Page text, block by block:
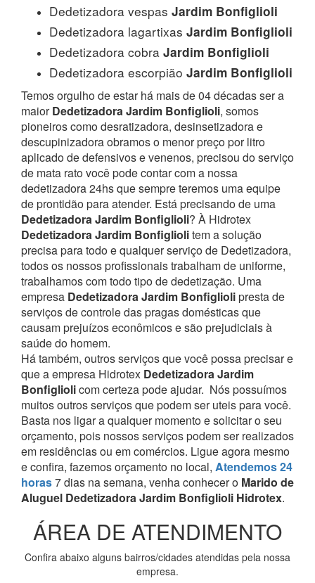
Dedetizadora vespas Jardim Bonfiglioli
Dedetizadora lagartixas Jardim Bonfiglioli
Dedetizadora cobra Jardim Bonfiglioli
Dedetizadora escorpião Jardim Bonfiglioli
Temos orgulho de estar há mais de 04 décadas ser a
maiorDedetizadora Jardim Bonfiglioli, somos
pioneiros como desratizadora, desinsetizadora e
descupinizadora obramos o menor preço por litro
aplicado de defensivos e venenos, precisou do serviço
de mata rato você pode contar com a nossa
dedetizadora 24hs que sempre teremos uma equipe
de prontidão para atender. Está precisando de uma
Dedetizadora Jardim Bonfiglioli? À Hidrotex
Dedetizadora Jardim Bonfigliolitem a solução
precisa para todo e qualquer serviço de Dedetizadora,
todos os nossos profissionais trabalham de uniforme,
trabalhamos com todo tipo de dedetização. Uma
empresa Dedetizadora Jardim Bonfigliolipresta de
serviços de controle das pragas domésticas que
causam prejuízos econômicos e são prejudiciais à
saúde do homem.
Há também, outros serviços que você possa precisar e
que a empresa Hidrotex Dedetizadora Jardim
Bonfigliolicom certeza pode ajudar. Nós possuímos
muitos outros serviços que podem ser uteis para você.
Basta nos ligar a qualquer momento e solicitar o seu
orçamento, pois nossos serviços podem ser realizados
em residências ou em comércios. Ligue agora mesmo
e confira, fazemos orçamento no local, Atendemos 24
horas7 dias na semana, venha conhecer o Marido de
Aluguel Dedetizadora Jardim Bonfiglioli Hidrotex.
ÁREA DE ATENDIMENTO
Confira abaixo alguns bairros/cidades atendidas pela nossa
empresa.